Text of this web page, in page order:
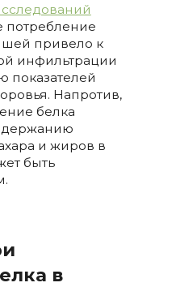
потребление
привело к
инфильтрации
показателей
Напротив,
белка
и жиров в
быть
в